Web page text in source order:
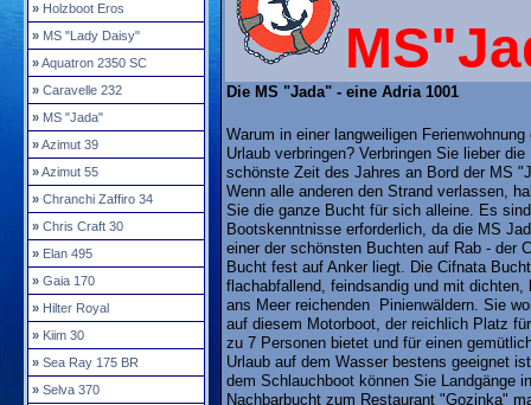
» Holzboot Eros
» MS "Lady Daisy"
» Aquatron 2350 SC
» Caravelle 232
» MS "Jada"
» Azimut 39
» Azimut 55
» Chranchi Zaffiro 34
» Chris Craft 30
» Elan 495
» Gaia 170
» Hilter Royal
» Kiim 30
» Sea Ray 175 BR
» Selva 370
Die MS "Jada" - eine Adria 1001
Warum in einer langweiligen Ferienwohnung
Urlaub verbringen? Verbringen Sie lieber die
schönste Zeit des Jahres an Bord der MS
Wenn alle anderen den Strand verlassen,
Sie die ganze Bucht für sich alleine. Es
Bootskenntnisse erforderlich, da die MS
einer der schönsten Buchten auf Rab - der
Bucht fest auf Anker liegt. Die Cifnata
flachabfallend, feindsandig und mit dichten,
ans Meer reichenden Pinienwäldern. Sie
auf diesem Motorboot, der reichlich Platz
zu 7 Personen bietet und für einen
Urlaub auf dem Wasser bestens geeignet
dem Schlauchboot können Sie Landgänge
Nachbarbucht zum Restaurant "Gozinka"